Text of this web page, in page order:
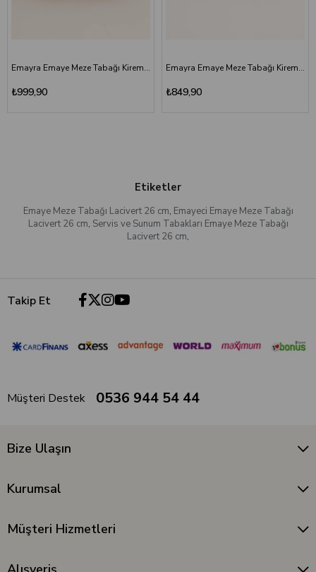
Emayra Emaye Meze Tabağı Kiremit 27x19 cm
₺999,90
Emayra Emaye Meze Tabağı Kiremit Pembe Kordonlu 22x16 cm
₺849,90
Etiketler
Emaye Meze Tabağı Lacivert 26 cm, Emayeci Emaye Meze Tabağı
Lacivert 26 cm, Servis ve Sunum Tabakları Emaye Meze Tabağı
Lacivert 26 cm,
Takip Et
Müşteri Destek 0536 944 54 44
Bize Ulaşın
Kurumsal
Müşteri Hizmetleri